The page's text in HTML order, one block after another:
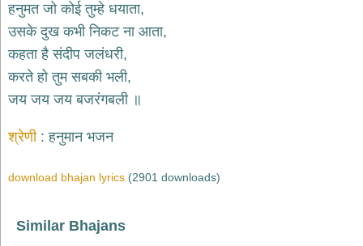
भजन
ganesh
bhajans
राम
भजन
raam
गुरुदेव
gurudev
bhajans
भजन
हनुमत जो कोई तुम्हे धयाता,
उसके दुख कभी निकट ना आता,
कहता है संदीप जलंधरी,
करते हो तुम सबकी भली,
जय जय जय बजरंगबली ॥
श्रेणी हनुमान भजन
download bhajan lyrics (2901 downloads)
Similar Bhajans